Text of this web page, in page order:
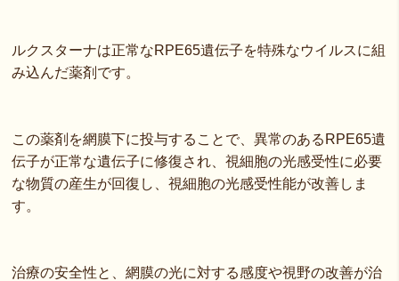
ルクスターナは正常なRPE65遺伝子を特殊なウイルスに組
み込んだ薬剤です。
この薬剤を網膜下に投与することで、異常のあるRPE65遺
伝子が正常な遺伝子に修復され、視細胞の光感受性に必要
な物質の産生が回復し、視細胞の光感受性能が改善しま
す。
治療の安全性と、網膜の光に対する感度や視野の改善が治